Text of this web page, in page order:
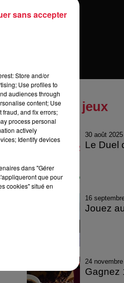
Tous les jeux
30 août 2025
Le Duel
16
Jouez
24
Gagnez
Store and/or
Use profiles to
audiences through
content; Use
fraud, and fix errors;
process personal
actively
Identify devices
dans "Gérer
que pour
cookies" situé en
sans accepter